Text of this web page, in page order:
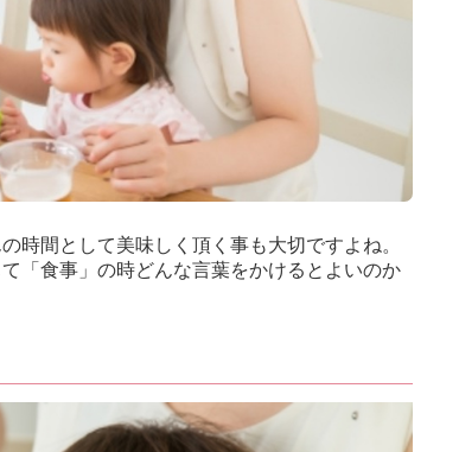
時間として美味しく頂く事も大切ですよね。
「食事」の時どんな言葉をかけるとよいのか